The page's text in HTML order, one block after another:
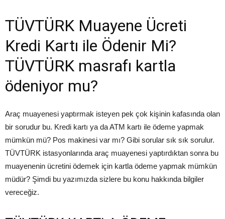
TÜVTÜRK Muayene Ücreti
Kredi Kartı ile Ödenir Mi?
TÜVTÜRK masrafı kartla
ödeniyor mu?
Araç muayenesi yaptırmak isteyen pek çok kişinin kafasında olan
bir sorudur bu. Kredi kartı ya da ATM kartı ile ödeme yapmak
mümkün mü? Pos makinesi var mı? Gibi sorular sık sık sorulur.
TÜVTÜRK istasyonlarında araç muayenesi yaptırdıktan sonra bu
muayenenin ücretini ödemek için kartla ödeme yapmak mümkün
müdür? Şimdi bu yazımızda sizlere bu konu hakkında bilgiler
vereceğiz.